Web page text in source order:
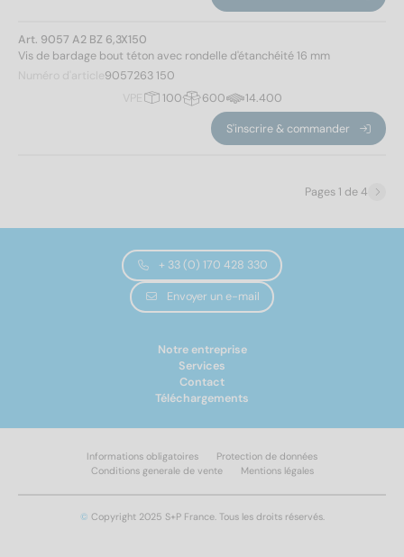
55 (1)
60 (1)
100 (2)
(2)
Filetage à bois (28)
Filetage à tôle
(50)
Six pans extérieurs (50)
Longueur du filetage
Art. 9057 A2 BZ 6,3X150
Vis de bardage bout téton avec rondelle d'étanchéité 16 mm
Numéro d'article 9057263 150
VPE
100 600 14.400
S'inscrire & commander
Pages 1 de 4
+ 33 (0) 170 428 330
Envoyer un e-mail
Notre entreprise
Services
Contact
Téléchargements
© Copyright 2025 S+P France. Tous les droits réservés.
Informations obligatoires
Protection de données
Conditions generale de vente
Mentions légales